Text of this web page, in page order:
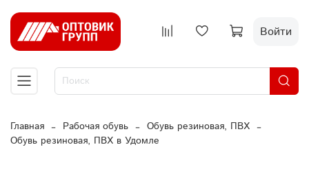
Войти
Главная Рабочая обувь
Обувь резиновая, ПВХ
Обувь резиновая, ПВХ в Удомле